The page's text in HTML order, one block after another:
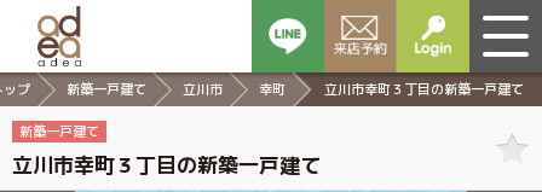
ップ 新築一戸建て 立川市 幸町 立川市幸町３丁目の新築一戸建て
新築一戸建て
立川市幸町３丁目の新築一戸建て